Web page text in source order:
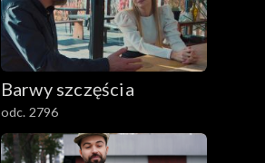
Barwy szczęścia
odc. 2796